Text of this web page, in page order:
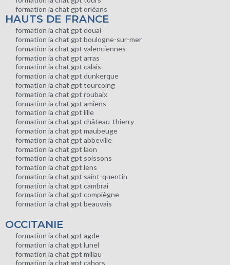
formation ia chat gpt orléans
HAUTS DE FRANCE
formation ia chat gpt douai
formation ia chat gpt boulogne-sur-mer
formation ia chat gpt valenciennes
formation ia chat gpt arras
formation ia chat gpt calais
formation ia chat gpt dunkerque
formation ia chat gpt tourcoing
formation ia chat gpt roubaix
formation ia chat gpt amiens
formation ia chat gpt lille
formation ia chat gpt château-thierry
formation ia chat gpt maubeuge
formation ia chat gpt abbeville
formation ia chat gpt laon
formation ia chat gpt soissons
formation ia chat gpt lens
formation ia chat gpt saint-quentin
formation ia chat gpt cambrai
formation ia chat gpt compiègne
formation ia chat gpt beauvais
OCCITANIE
formation ia chat gpt agde
formation ia chat gpt lunel
formation ia chat gpt millau
formation ia chat gpt cahors